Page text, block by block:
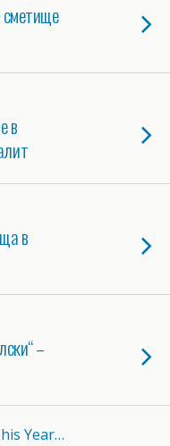
сметище
в
в
–
Year…